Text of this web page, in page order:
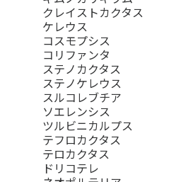
クレイストカクタス
ケレウス
コスモプシス
コリファンタ
ステノカクタス
ステノケレウス
スルコレブチア
ソエレンシス
ツルビニカルプス
テフロカクタス
テロカクタス
ドリコテレ